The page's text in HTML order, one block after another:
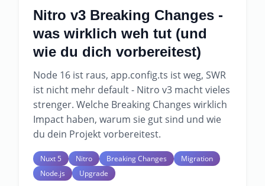
Nitro v3 Breaking Changes -
was wirklich weh tut (und
wie du dich vorbereitest)
Node 16 ist raus, app.config.ts ist weg, SWR
ist nicht mehr default - Nitro v3 macht vieles
strenger. Welche Breaking Changes wirklich
Impact haben, warum sie gut sind und wie
du dein Projekt vorbereitest.
Nuxt 5 Nitro Breaking Changes
Migration
Node.js
Upgrade